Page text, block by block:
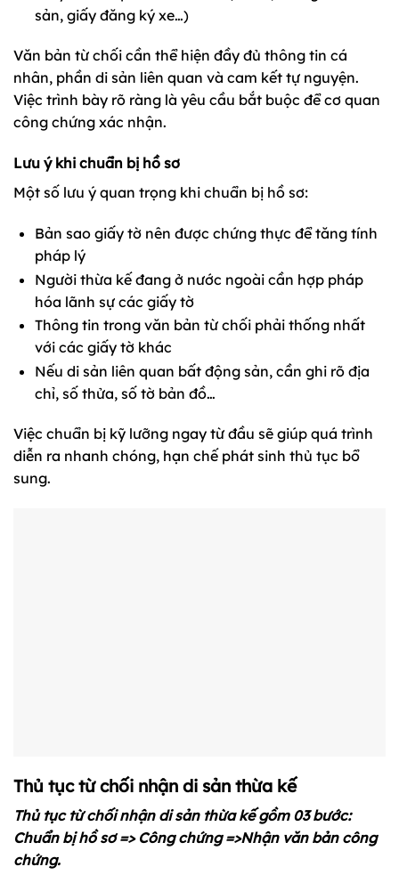
sản, giấy đăng ký xe…)
Văn bản từ chối cần thể hiện đầy đủ thông tin cá
nhân, phần di sản liên quan và cam kết tự nguyện.
Việc trình bày rõ ràng là yêu cầu bắt buộc để cơ quan
công chứng xác nhận.
Lưu ý khi chuẩn bị hồ sơ
Một số lưu ý quan trọng khi chuẩn bị hồ sơ:
Bản sao giấy tờ nên được chứng thực để tăng tính
pháp lý
Người thừa kế đang ở nước ngoài cần hợp pháp
hóa lãnh sự các giấy tờ
Thông tin trong văn bản từ chối phải thống nhất
với các giấy tờ khác
Nếu di sản liên quan bất động sản, cần ghi rõ địa
chỉ, số thửa, số tờ bản đồ…
Việc chuẩn bị kỹ lưỡng ngay từ đầu sẽ giúp quá trình
diễn ra nhanh chóng, hạn chế phát sinh thủ tục bổ
sung.
Thủ tục từ chối nhận di sản thừa kế
Thủ tục từ chối nhận di sản thừa kế gồm 03 bước:
Chuẩn bị hồ sơ => Công chứng =>Nhận văn bản công
chứng.